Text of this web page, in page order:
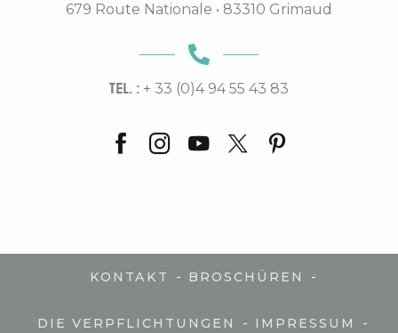
679 Route Nationale • 83310 Grimaud
TEL. : + 33 (0)4 94 55 43 83
KONTAKT - BROSCHÜREN -
DIE VERPFLICHTUNGEN - IMPRESSUM -